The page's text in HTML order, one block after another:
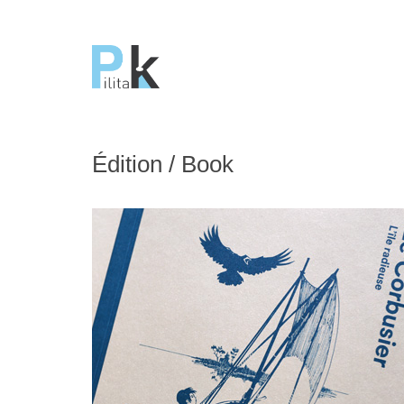
Édition / Book